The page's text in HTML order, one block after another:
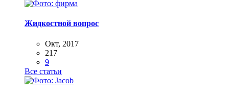
Жидкостной вопрос
Окт, 2017
217
9
Все статьи